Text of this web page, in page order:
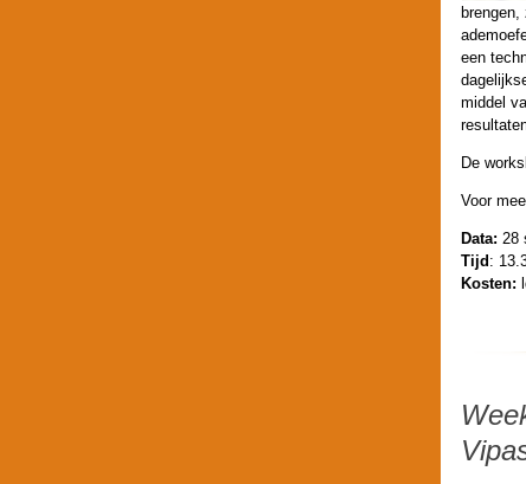
een
middel
De
Voor
Data: 28
Tijd :
Kosten: